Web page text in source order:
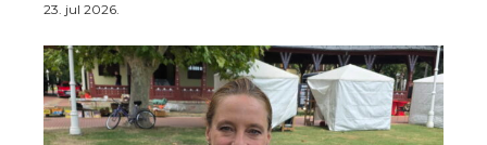
23. jul 2026.